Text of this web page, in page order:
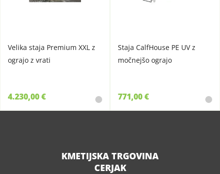
Velika staja Premium XXL z
ograjo z vrati
4.230,00 €
Staja CalfHouse PE UV z
močnejšo ograjo
771,00 €
KMETIJSKA TRGOVINA
CERJAK